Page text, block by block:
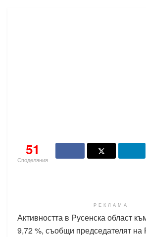
51
Споделяния
РЕКЛАМА
Активността в Русенска област
9,72 %, съобщи председателят на